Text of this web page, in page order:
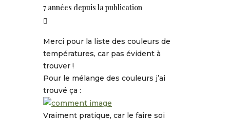
7 années depuis la publication
Merci pour la liste des couleurs de
températures, car pas évident à
trouver !
Pour le mélange des couleurs j’ai
trouvé ça :
Vraiment pratique, car le faire soi